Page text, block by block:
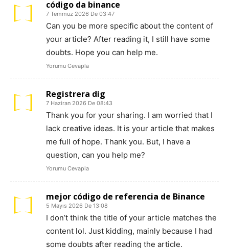
código da binance
7 Temmuz 2026 De 03:47
Can you be more specific about the content of
your article? After reading it, I still have some
doubts. Hope you can help me.
Yorumu Cevapla
Registrera dig
7 Haziran 2026 De 08:43
Thank you for your sharing. I am worried that I
lack creative ideas. It is your article that makes
me full of hope. Thank you. But, I have a
question, can you help me?
Yorumu Cevapla
mejor código de referencia de Binance
5 Mayıs 2026 De 13:08
I don’t think the title of your article matches the
content lol. Just kidding, mainly because I had
some doubts after reading the article.